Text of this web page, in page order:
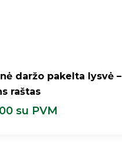
daržo pakelta lysvė –
raštas
su PVM